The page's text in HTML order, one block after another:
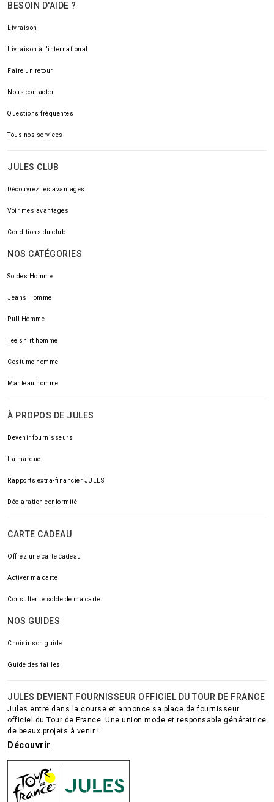
BESOIN D'AIDE ?
Livraison
Livraison à l'international
Faire un retour
Nous contacter
Questions fréquentes
Tous nos services
JULES CLUB
Découvrez les avantages
Voir mes avantages
Conditions du club
NOS CATÉGORIES
Soldes Homme
Jeans Homme
Pull Homme
Tee shirt homme
Costume homme
Manteau homme
À PROPOS DE JULES
Devenir fournisseurs
La marque
Rapports extra-financier JULES
Déclaration conformité
CARTE CADEAU
Offrez une carte cadeau
Activer ma carte
Consulter le solde de ma carte
NOS GUIDES
Choisir son guide
Guide des tailles
JULES DEVIENT FOURNISSEUR OFFICIEL DU TOUR DE FRANCE
Jules entre dans la course et annonce sa place de fournisseur
officiel du Tour de France. Une union mode et responsable génératrice
de beaux projets à venir !
Découvrir